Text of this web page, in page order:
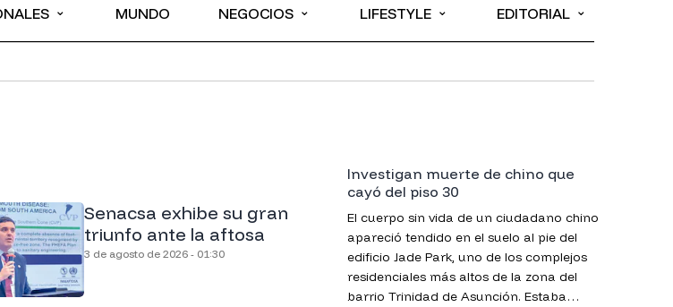
⌄ MUNDO NEGOCIOS ⌄ LIFESTYLE ⌄ EDITORIAL ⌄
Senacsa exhibe su gran
triunfo ante la aftosa
3 de agosto de 2026 - 01:30
Investigan muerte de chino que
cayó del piso 30
El cuerpo sin vida de un ciudadano chino
apareció tendido en el suelo al pie del
edificio Jade Park, uno de los complejos
residenciales más altos de la zona del
barrio Trinidad de Asunción. Estaba